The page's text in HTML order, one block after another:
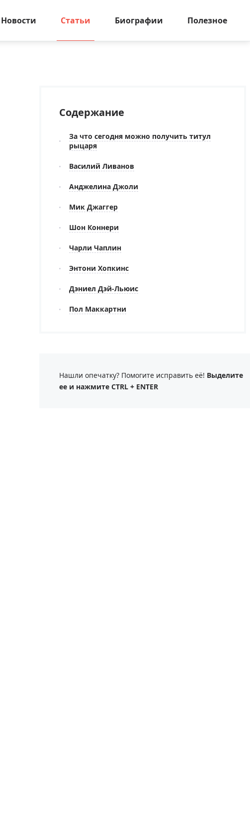
Новости Статьи Биографии Полезное
Содержание
За что сегодня можно получить титул
рыцаря
Василий Ливанов
Анджелина Джоли
Мик Джаггер
Шон Коннери
Чарли Чаплин
Энтони Хопкинс
Дэниел Дэй-Льюис
Пол Маккартни
Нашли опечатку? Помогите исправить её! Выделите
ее и нажмите CTRL + ENTER